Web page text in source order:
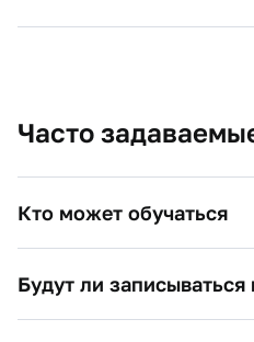
Часто
Кто может обучаться
высшее образование.
Будут ли записываться